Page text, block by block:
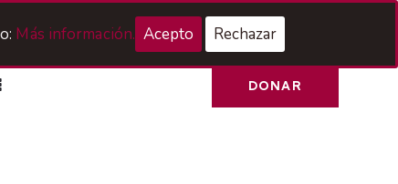
Acceso Hermanos
DONAR
Más información. Acepto Rechazar